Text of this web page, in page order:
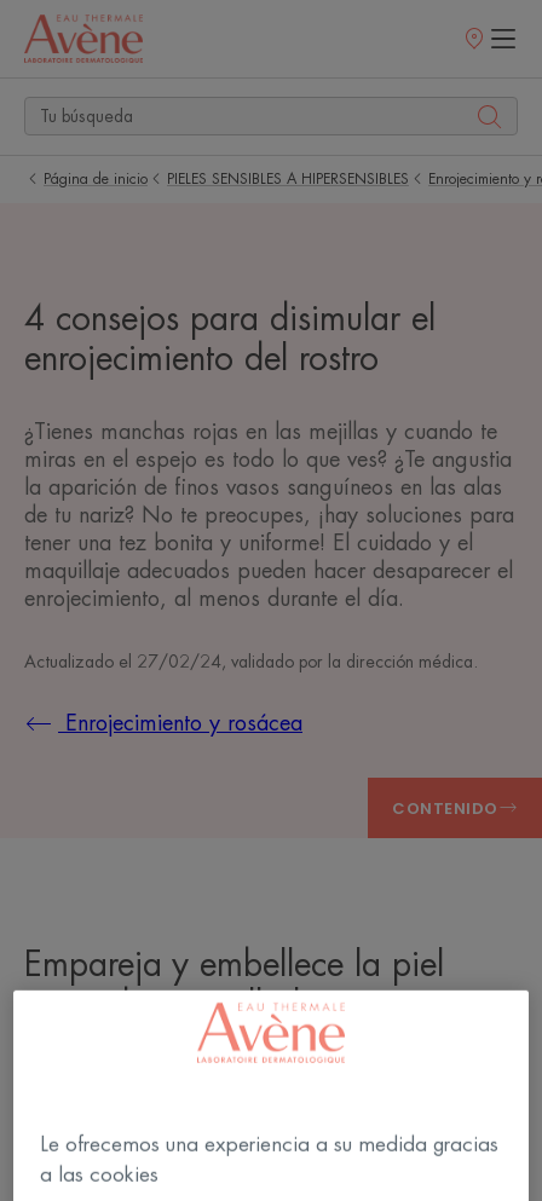
Puntos
Página de inicio PIELES SENSIBLES A HIPERSENSIBLES Enrojecimiento y
4 consejos para disimular el
enrojecimiento del rostro
¿Tienes manchas rojas en las mejillas y cuando te
miras en el espejo es todo lo que ves? ¿Te angustia
la aparición de finos vasos sanguíneos en las alas
de tu nariz? No te preocupes, ¡hay soluciones para
tener una tez bonita y uniforme! El cuidado y el
maquillaje adecuados pueden hacer desaparecer el
enrojecimiento, al menos durante el día.
Actualizado el 27/02/24, validado por la dirección médica
Enrojecimiento y rosácea
CONTENIDO
Empareja y embellece la piel
antes de maquillarla
Para que el maquillaje dure todo el día, hay que
tu tipo de piel. Para una aplicación suave, puedes
extenderlo con las yemas de los dedos y esparcir
Le ofrecemos una experiencia a su medida gracias
a las cookies